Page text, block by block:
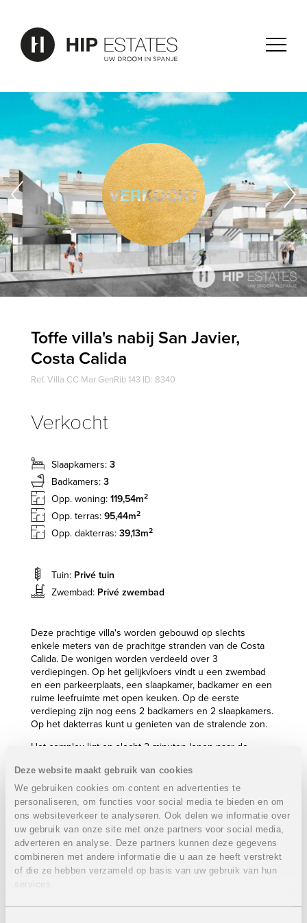
Deze website maakt gebruik van cookies
We gebruiken cookies om content en advertenties te
personaliseren, om functies voor social media te bieden en om
ons websiteverkeer te analyseren. Ook delen we informatie over
uw gebruik van onze site met onze partners voor social media,
adverteren en analyse. Deze partners kunnen deze gegevens
combineren met andere informatie die u aan ze heeft verstrekt
of die ze hebben verzameld op basis van uw gebruik van hun
services.
Toffe villa's nabij San Javier,
Costa Calida
Ref. Villa CC Mar GenRib 143 ID: 8340
Verkocht
Slaapkamers: 3
Badkamers: 3
Opp. woning: 119,54m2
Opp. terras: 95,44m2
Opp. dakterras: 39,13m2
Tuin: Privé tuin
Zwembad: Privé zwembad
Deze prachtige villa's worden gebouwd op slechts
enkele meters van de prachitge stranden van de Costa
Calida. De wonigen worden verdeeld over 3
verdiepingen. Op het gelijkvloers vindt u een zwembad
en een parkeerplaats, een slaapkamer, badkamer en een
ruime leefruimte met open keuken. Op de eerste
verdieping zijn nog eens 2 badkamers en 2 slaapkamers.
Op het dakterras kunt u genieten van de stralende zon.
Het complex ligt op slecht 2 minuten lopen naar de
stadscentrum met tal van restaurants, winkels, en de
gezellige haven is vlakbij. De luchthaven van San Javier
vindt u op nog geen 5 minuten en de luchthaven van
Alicante ligt op 40 minuten.
Eigenschappen villa: VERKOCHT
3 Slaapkamers
3 Badkamers
Bebouwde oppervlakte: 119,54 m²
Tuin: 95,44 m²